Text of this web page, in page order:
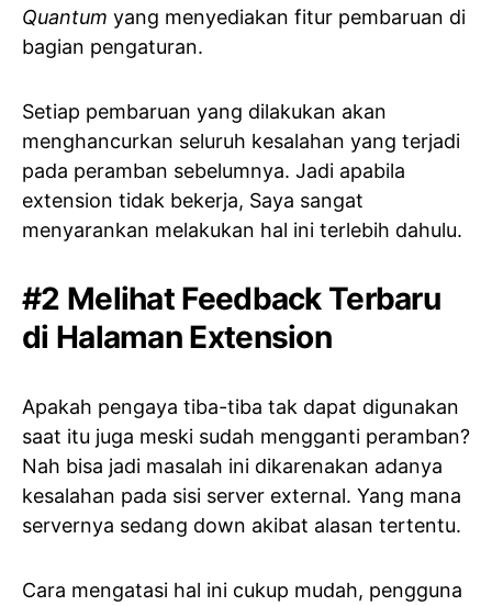
Quantum yang menyediakan fitur pembaruan di
bagian pengaturan.
Setiap pembaruan yang dilakukan akan
menghancurkan seluruh kesalahan yang terjadi
pada peramban sebelumnya. Jadi apabila
extension tidak bekerja, Saya sangat
menyarankan melakukan hal ini terlebih dahulu.
#2 Melihat Feedback Terbaru
di Halaman Extension
Apakah pengaya tiba-tiba tak dapat digunakan
saat itu juga meski sudah mengganti peramban?
Nah bisa jadi masalah ini dikarenakan adanya
kesalahan pada sisi server external. Yang mana
servernya sedang down akibat alasan tertentu.
Cara mengatasi hal ini cukup mudah, pengguna